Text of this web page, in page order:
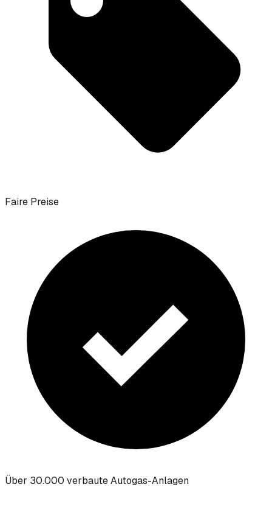
Faire Preise
Über 30.000 verbaute Autogas-Anlagen